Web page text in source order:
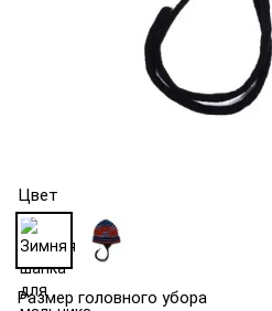
Цвет
Размер головного убора